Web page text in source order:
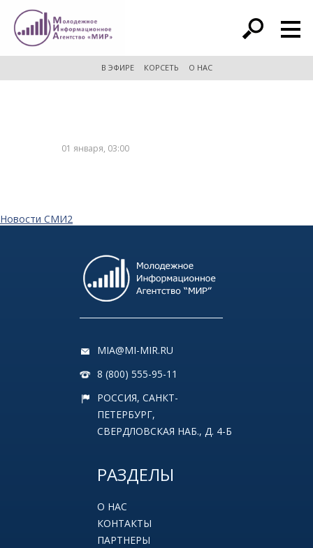
расширенный поиск
В ЭФИРЕ КОРСЕТЬ О НАС
01 января, 03:00
Новости СМИ2
MIA@MI-MIR.RU
8 (800) 555-95-11
РОССИЯ, САНКТ-
ПЕТЕРБУРГ,
СВЕРДЛОВСКАЯ НАБ., Д. 4-Б
РАЗДЕЛЫ
О НАС
КОНТАКТЫ
ПАРТНЕРЫ